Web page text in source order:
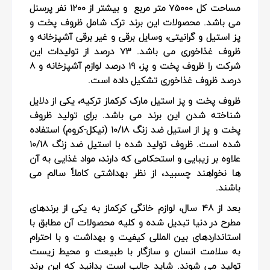
مساحت کل 75000 متر مربع و بیشتر از 1200 نفر پرسنل
می باشد. محصولات این برند ترک شامل ظروف پخت و
پز استیل و گرانیتی، وسایل برقی و غیر برقی آشپزخانه و
ظروف غذاخوری می باشد. 73 درصد از تولیدات این
شرکت را ظروف پخت و پز، 19 درصد لوازم آشپزخانه و 8
درصد ظروف غذاخوری تشکیل داده است.
ظروف پخت و پز استیل مارک کرکماز ترکیه، یکی از دلایل
شناخته شدن این برند می باشد. برای تولید ظروف
پخت و پز از استیل ضد زنگ 10/18 (نیکل-کروم) استفاده
شده است. ظروف تولید شده با استیل ضد زنگ 10/18
علاوه بر زیبایی و استحکامی که دارند، مواد غذایی به آن
ها نخواهند چسبید، از نظر بهداشتی کاملاً سالم می
باشند.
بعد از 48 سال، لوازم خانگی کرکماز به یکی از برندهای
مطرح در دنیا تبدیل شده و کلیه محصولات آن مطابق با
استانداردهای بین المللی کیفیت و بهداشت و با احترام
به سلامت انسان و سازگار با طبیعت و محیط زیست
تولید می شوند. شاید جالب است بدانید که این برند